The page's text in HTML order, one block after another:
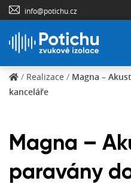
info@potichu.cz
/ Realizace / Magna –
kanceláře
Magna –
paravány